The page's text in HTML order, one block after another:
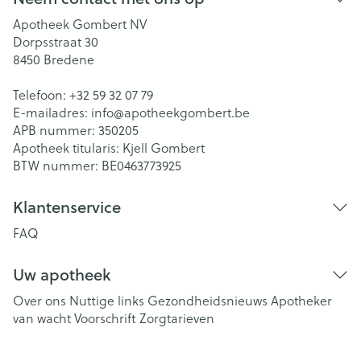
Apotheek Gombert NV
Dorpsstraat 30
8450 Bredene
Telefoon: +32 59 32 07 79
E-mailadres: info@apotheekgombert.be
APB nummer: 350205
Apotheek titularis: Kjell Gombert
BTW nummer: BE0463773925
Klantenservice
FAQ
Uw apotheek
Over ons Nuttige links Gezondheidsnieuws Apotheker
van wachtVoorschriftZorgtarieven